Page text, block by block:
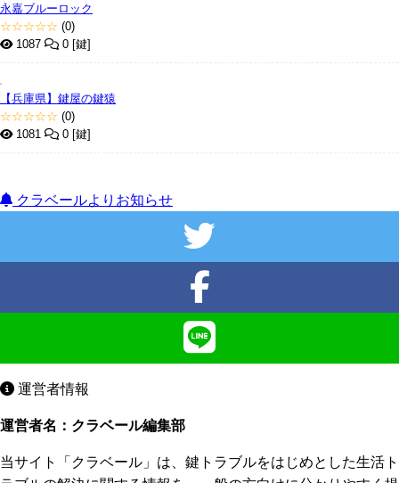
永嘉ブルーロック
☆☆☆☆☆ (0)
1087
0 [鍵]
【兵庫県】鍵屋の鍵猿
☆☆☆☆☆ (0)
1081
0 [鍵]
クラベールよりお知らせ
運営者情報
運営者名：クラベール編集部
当サイト「クラベール」は、鍵トラブルをはじめとした生活ト